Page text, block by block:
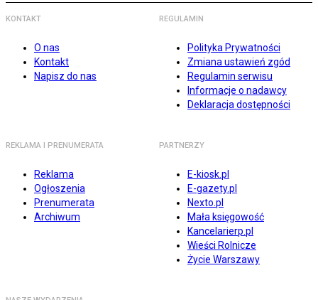
KONTAKT
O nas
Kontakt
Napisz do nas
REGULAMIN
Polityka Prywatności
Zmiana ustawień zgód
Regulamin serwisu
Informacje o nadawcy
Deklaracja dostępności
REKLAMA I PRENUMERATA
Reklama
Ogłoszenia
Prenumerata
Archiwum
PARTNERZY
E-kiosk.pl
E-gazety.pl
Nexto.pl
Mała księgowość
Kancelarierp.pl
Wieści Rolnicze
Życie Warszawy